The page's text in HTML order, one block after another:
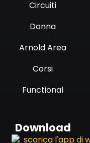
Circuiti
Donna
Arnold Area
Corsi
Functional
Download